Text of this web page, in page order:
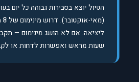
הטיול יוצא בסבירות גבוהה כל יום
שעות מראש ואפשרות לדחות או